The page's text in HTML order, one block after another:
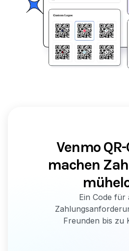
Venmo
machen
Ein Code für
Freunden bis zu